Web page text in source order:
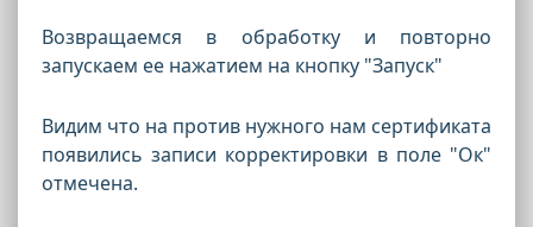
Возвращаемся в обработку и повторно
запускаем ее нажатием на кнопку "Запуск"
Видим что на против нужного нам сертификата
появились записи корректировки в поле "Ок"
отмечена.